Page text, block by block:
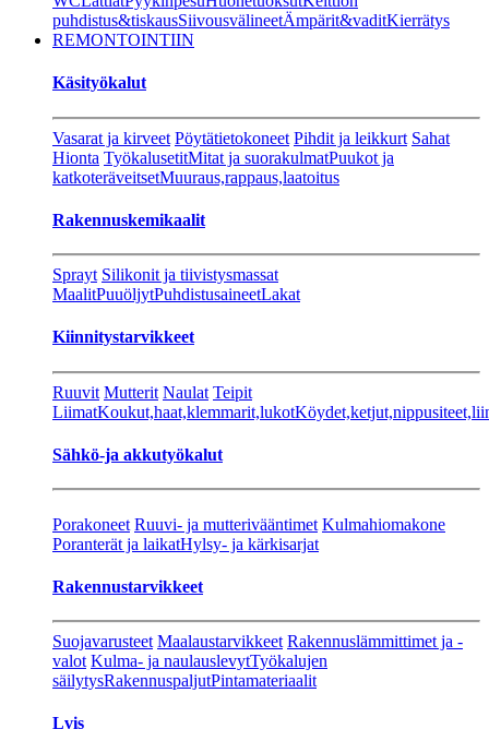
puhdistus&tiskausSiivousvälineetÄmpärit&vaditKierrätys
REMONTOINTIIN
Käsityökalut
Vasarat ja kirveet Pöytätietokoneet Pihdit ja leikkurt Sahat
Hionta TyökalusetitMitat ja suorakulmatPuukot ja
katkoteräveitsetMuuraus,rappaus,laatoitus
Rakennuskemikaalit
Sprayt Silikonit ja tiivistysmassat
MaalitPuuöljytPuhdistusaineetLakat
Kiinnitystarvikkeet
Ruuvit Mutterit Naulat Teipit
LiimatKoukut,haat,klemmarit,lukot
Sähkö-ja akkutyökalut
Porakoneet Ruuvi- ja mutterivääntimet Kulmahiomakone
Poranterät ja laikatHylsy- ja kärkisarjat
Rakennustarvikkeet
Suojavarusteet Maalaustarvikkeet Rakennuslämmittimet ja -
valot Kulma- ja naulauslevytTyökalujen
säilytysRakennuspaljutPintamateriaalit
Lvis